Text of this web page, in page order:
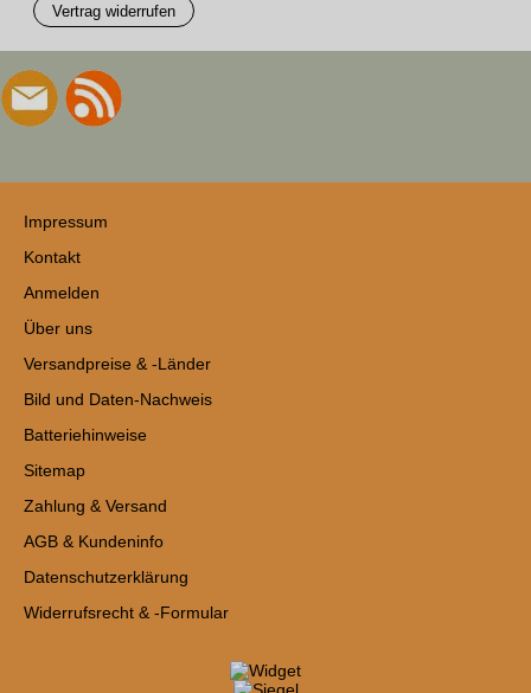
Vertrag widerrufen
Impressum
Kontakt
Anmelden
Über uns
Versandpreise & -Länder
Bild und Daten-Nachweis
Batteriehinweise
Sitemap
Zahlung & Versand
AGB & Kundeninfo
Datenschutzerklärung
Widerrufsrecht & -Formular